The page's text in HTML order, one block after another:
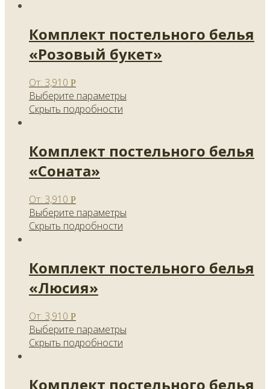
Комплект постельного белья
«Розовый букет»
От: 3,910 Р
Выберите параметры
Скрыть подробности
Комплект постельного белья
«Соната»
От: 3,910 Р
Выберите параметры
Скрыть подробности
Комплект постельного белья
«Люсия»
От: 3,910 Р
Выберите параметры
Скрыть подробности
Комплект постельного белья